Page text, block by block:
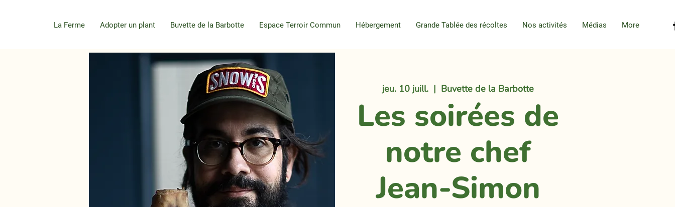
La Ferme Adopter un plant Buvette de la Barbotte Espace Terroir Commun Hébergement Grande Tablée des récoltes Nos activités Médias More
jeu. 10 juill.
  |
Buvette de la Barbotte
Les soirées de
notre chef
Jean-Simon